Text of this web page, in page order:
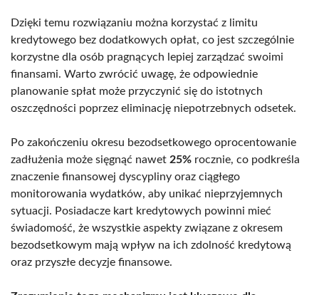
Dzięki temu rozwiązaniu można korzystać z limitu
kredytowego bez dodatkowych opłat, co jest szczególnie
korzystne dla osób pragnących lepiej zarządzać swoimi
finansami. Warto zwrócić uwagę, że odpowiednie
planowanie spłat może przyczynić się do istotnych
oszczędności poprzez eliminację niepotrzebnych odsetek.
Po zakończeniu okresu bezodsetkowego oprocentowanie
zadłużenia może sięgnąć nawet 25% rocznie, co podkreśla
znaczenie finansowej dyscypliny oraz ciągłego
monitorowania wydatków, aby unikać nieprzyjemnych
sytuacji. Posiadacze kart kredytowych powinni mieć
świadomość, że wszystkie aspekty związane z okresem
bezodsetkowym mają wpływ na ich zdolność kredytową
oraz przyszłe decyzje finansowe.